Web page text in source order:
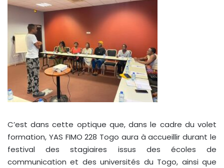
C’est dans cette optique que, dans le cadre du volet
formation, YAS FIMO 228 Togo aura à accueillir durant le
festival des stagiaires issus des écoles de
communication et des universités du Togo, ainsi que